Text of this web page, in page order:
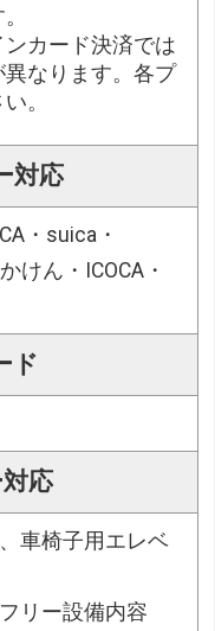
カード決済では
なります。各プ
。
対応
・suica・
けん・ICOCA・
ド
応
車椅子用エレベ
リー設備内容